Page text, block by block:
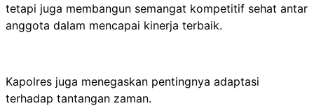
tetapi juga membangun semangat kompetitif sehat antar
anggota dalam mencapai kinerja terbaik.
Kapolres juga menegaskan pentingnya adaptasi
terhadap tantangan zaman.